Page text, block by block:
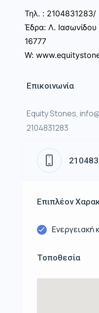
Τηλ. :
Έδρα: Λ.
16777
W:
Επικοινωνία
Equity Stones,
2104831283
Επιπλέον
Ενεργειακή
Τοποθεσία